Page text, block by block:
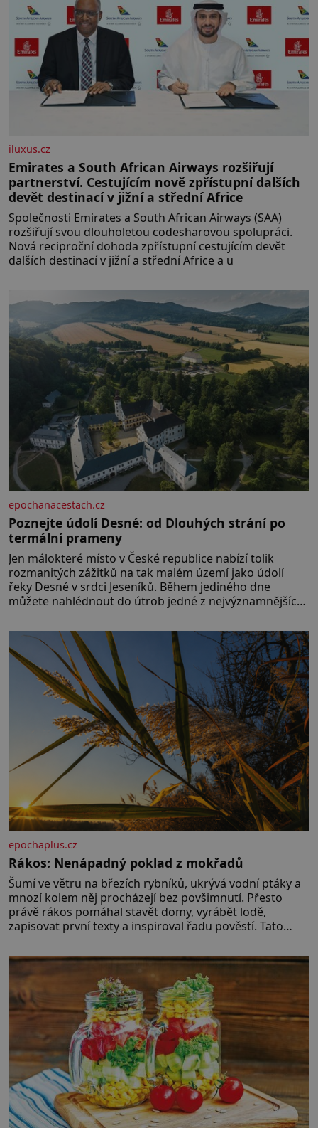
[…]
iluxus.cz
Emirates a South African Airways rozšiřují
partnerství. Cestujícím nově zpřístupní dalších
devět destinací v jižní a střední Africe
Společnosti Emirates a South African Airways (SAA)
rozšiřují svou dlouholetou codesharovou spolupráci.
Nová reciproční dohoda zpřístupní cestujícím devět
dalších destinací v jižní a střední Africe a u
epochanacestach.cz
Poznejte údolí Desné: od Dlouhých strání po
termální prameny
Jen málokteré místo v České republice nabízí tolik
rozmanitých zážitků na tak malém území jako údolí
řeky Desné v srdci Jeseníků. Během jediného dne
můžete nahlédnout do útrob jedné z nejvýznamnějších
hřebeny, projet se na koloběžce a den zakončit
poznáváním památek ve Velkých Losinách nebo v
termálním
epochaplus.cz
Rákos: Nenápadný poklad z mokřadů
Šumí ve větru na březích rybníků, ukrývá vodní ptáky a
mnozí kolem něj procházejí bez povšimnutí. Přesto
právě rákos pomáhal stavět domy, vyrábět lodě,
zapisovat první texty a inspiroval řadu pověstí. Tato
let. Většina lidí vnímá rákos jen jako obyčejnou kulisu
letního koupání. Stačí se však podívat